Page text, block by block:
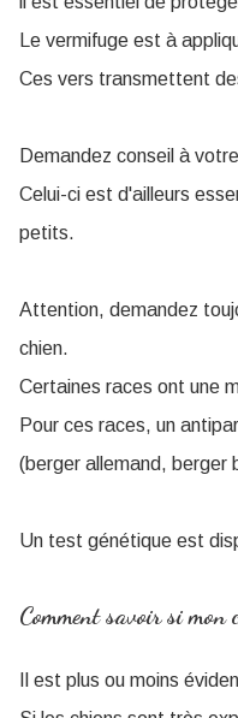
Le vermifuge est à
Ces vers transmettent
Demandez conseil à
Celui-ci est d'ailleurs
petits.
Attention, demandez
chien.
Certaines races ont une
Pour ces races, un
(berger allemand, berger
Un test génétique est
Comment savoir si mon
Il est plus ou moins